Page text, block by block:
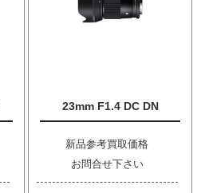
23mm F1.4 DC DN
新品参考買取価格
お問合せ下さい